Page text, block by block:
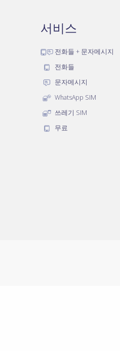
서비스
전화들 + 문자메시지
전화들
문자메시지
WhatsApp SIM
쓰레기 SIM
무료